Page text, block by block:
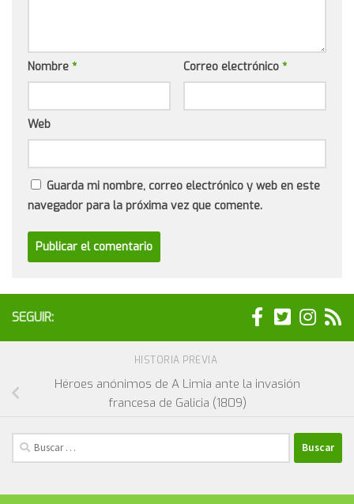
Nombre * Correo electrónico *
Web
Guarda mi nombre, correo electrónico y web en este
navegador para la próxima vez que comente.
SEGUIR:
HISTORIA PREVIA
Héroes anónimos de A Limia ante la invasión
francesa de Galicia (1809)
Buscar: